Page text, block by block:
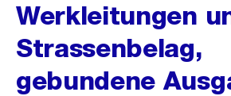
Werkleitungen
Strassenbelag,
gebundene